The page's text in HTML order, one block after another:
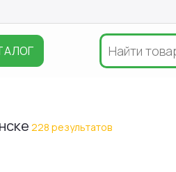
228 результатов